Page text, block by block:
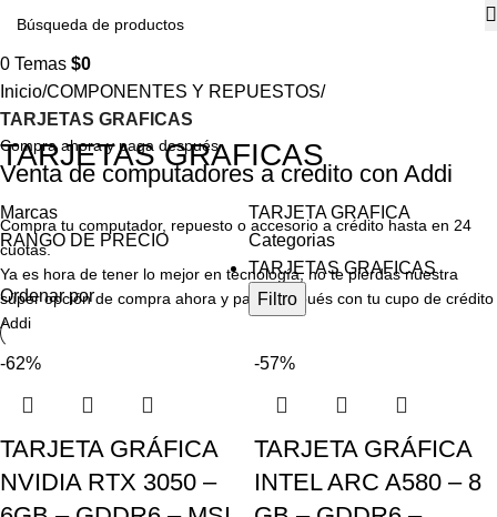
0 Temas $0
Inicio COMPONENTES Y REPUESTOS
TARJETAS GRAFICAS
Compra ahora y paga después
Venta de computadores a credito con Addi
Compra tu computador, repuesto o accesorio a crédito hasta en 24
cuotas.
Ya es hora de tener lo mejor en tecnología, no te pierdas nuestra
súper opción de compra ahora y paga después con tu cupo de crédito
Addi
TARJETAS GRAFICAS
Marcas
TARJETA GRAFICA
RANGO DE PRECIO
Categorias
TARJETAS GRAFICAS
Ordenar por
Filtro
-62%
TARJETA GRÁFICA
NVIDIA RTX 3050 –
-57%
TARJETA GRÁFICA
INTEL ARC A580 – 8